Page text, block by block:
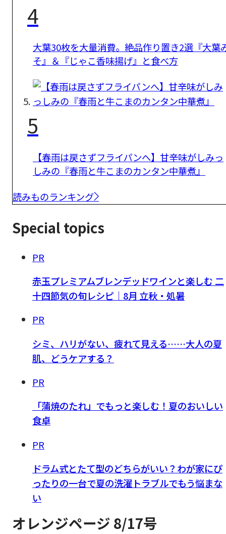
4
大葉30枚を大量消費。絶品作り置き2選『大葉
そ』＆『じゃこ香味揚げ』と食べ方
5
【春雨は戻さずフライパンへ】甘辛味がしみっ
しみの『春雨と牛こまのカンタン中華煮』
読みものランキング
Special topics
PR
赤玉プレミアムブレンデッドワインと楽しむ 二
十四節気の旬レシピ｜8月 立秋・処暑
PR
シミ、ハリがない、疲れて見える……大人の夏
肌、どうケアする？
PR
「蒲焼のたれ」でもっと楽しむ！夏のおいしい
食卓
PR
ドラム式とたて型のどちらがいい？わが家にぴ
ったりの一台で夏の洗濯トラブルでもう悩まな
い
オレンジページ 8/17号